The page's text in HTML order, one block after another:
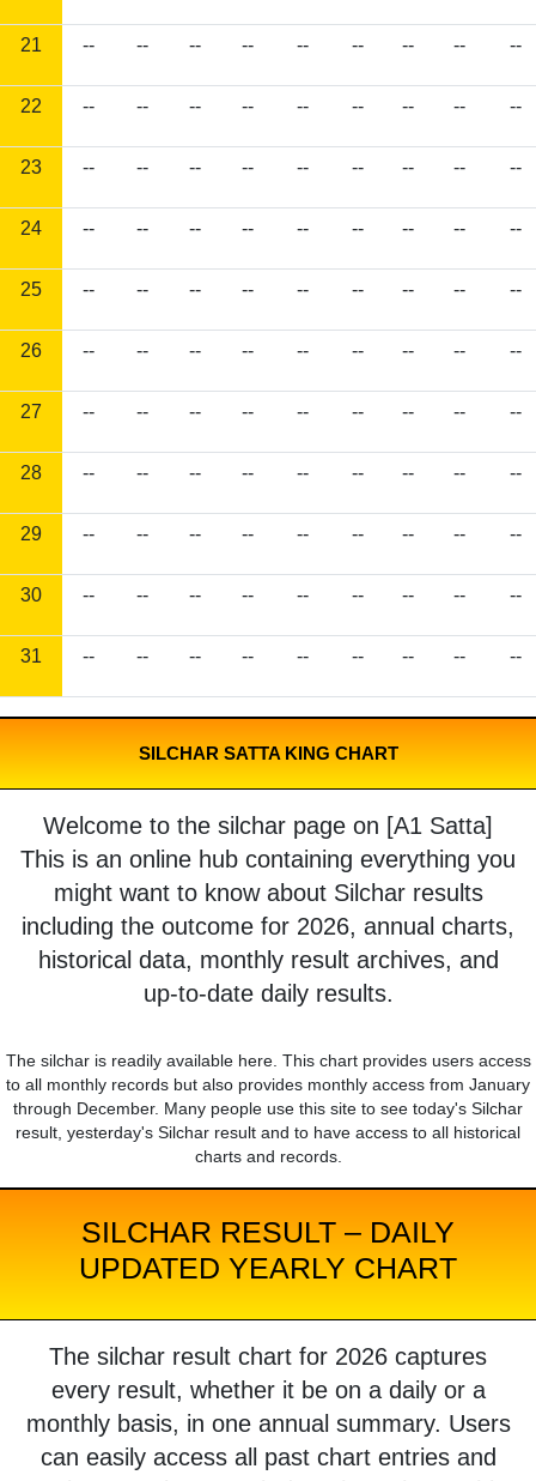
21 -- -- -- -- -- -- -- -- --
22 -- -- -- -- -- -- -- -- --
23 -- -- -- -- -- -- -- -- --
24 -- -- -- -- -- -- -- -- --
25 -- -- -- -- -- -- -- -- --
26 -- -- -- -- -- -- -- -- --
27 -- -- -- -- -- -- -- -- --
28 -- -- -- -- -- -- -- -- --
29 -- -- -- -- -- -- -- -- --
30 -- -- -- -- -- -- -- -- --
31 -- -- -- -- -- -- -- -- --
SILCHAR SATTA KING CHART
Welcome to the silchar page on [A1 Satta]
This is an online hub containing everything you
might want to know about Silchar results
including the outcome for 2026, annual charts,
historical data, monthly result archives, and
up-to-date daily results.
The silchar is readily available here. This chart provides users access
to all monthly records but also provides monthly access from January
through December. Many people use this site to see today's Silchar
result, yesterday's Silchar result and to have access to all historical
charts and records.
SILCHAR RESULT – DAILY
UPDATED YEARLY CHART
The silchar result chart for 2026 captures
every result, whether it be on a daily or a
monthly basis, in one annual summary. Users
can easily access all past chart entries and